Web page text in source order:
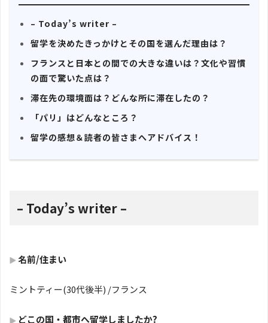
– Today’s writer –
留学を決めたきっかけとその国を選んだ理由は？
フランスと日本との間での大きな違いは？文化や習慣
の面で驚いた点は？
滞在先の環境面は？どんな所に滞在したの？
「パリ」はどんなところ？
留学の感想＆読者の皆さまへアドバイス！
– Today’s writer –
名前/住まい
ミントティー(30代後半) /フランス
どこの国・都市へ留学しましたか?